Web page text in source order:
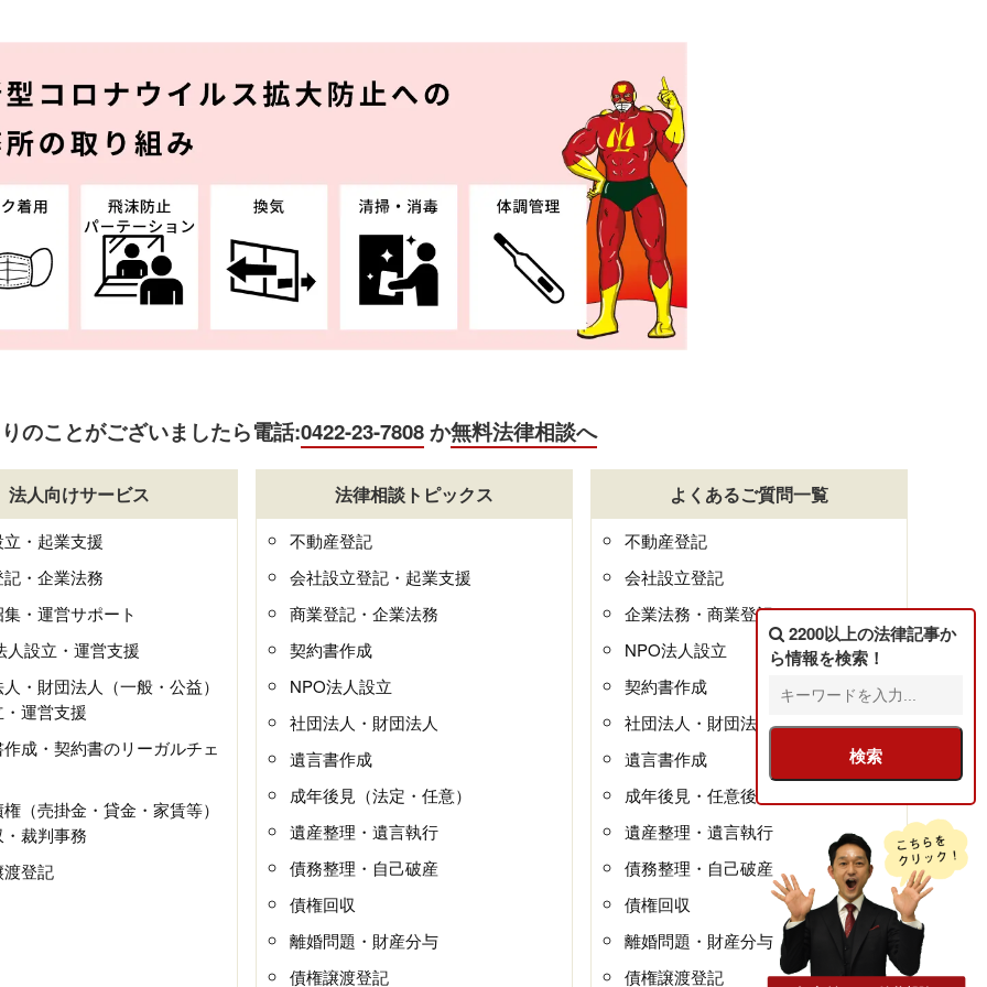
のことがございましたら電話:0422-23-7808か無料法律相談へ
法人向けサービス
・起業支援
・企業法務
・運営サポート
人設立・運営支援
・財団法人（一般・公益）
運営支援
成・契約書のリーガルチェ
（売掛金・貸金・家賃等）
裁判事務
登記
法律相談トピックス
不動産登記
会社設立登記・起業支援
商業登記・企業法務
契約書作成
NPO法人設立
社団法人・財団法人
遺言書作成
成年後見（法定・任意）
遺産整理・遺言執行
債務整理・自己破産
債権回収
離婚問題・財産分与
債権譲渡登記
よくあるご質問一覧
不動産登記
会社設立登記
企業法務・商業登記
NPO法人設立
契約書作成
社団法人・財団法人
遺言書作成
成年後見・任意後見
遺産整理・遺言執行
債務整理・自己破産
債権回収
離婚問題・財産分与
債権譲渡登記
2200以上の法律記事か
ら情報を検索！